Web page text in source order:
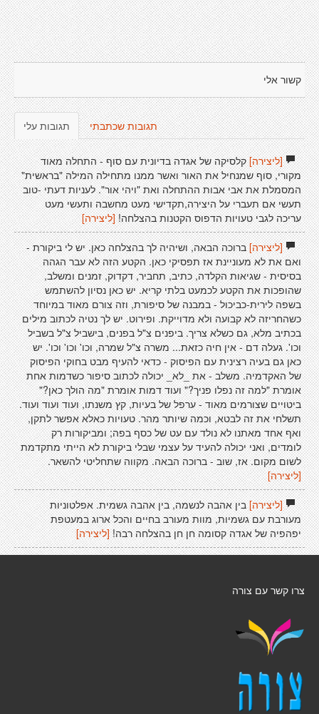
קשור אלי
תגובות עלי תגובות שכתבתי
[ליצירה]קלסיקה של אגדה בדיונית עם סוף - התחלה מאוד
מקורי, סוף שמנחיל את האור ואשר ממנו מתחילה המילה "בראשית"
המסמלת את אבי אבות ההתחלה ואת "ויהי אור". לעניות דעתי -טוב
תעשי אם תעברי על היצירה,תקדישי מעט מחשבה ותעשי מעט
עריכה לגבי טעויות הדפוס הקטנות בהצלחה! [ליצירה]
[ליצירה]ברוכה הבאה, ושיהיה לך בהצלחה כאן. יש לי ביקורת -
ואם את לא מעוניינת אז תפסיקי כאן. הקטע הזה לא עבר הגהה
בסיסית - שגיאות הקלדה, כתיב, תחביר, דקדוק, זמנים ומשלב,
שהופכות את הקטע לכמעט בלתי קריא. יש כאן נסיון להשתמש
בשפה לירית-כביכול - במבנה של סיפורת, וזה צורם מאוד במיוחד
כשהחריזה לא קבועה ולא מדוייקת. ופירוט. יש לך נטיה לכתוב מילים
בכתיב מלא, גם כשלא צריך. ביפנים צ"ל בפנים, בישביל צ"ל בשביל
וכו'. געלה דם - אין חיה כזאת... משרה צ"ל שמרה, וכו' וכו' וכו'. יש
כאן גם בעיה רצינית עם הפיסוק - כדאי להעיף מבט בחוקי הפיסוק
של האקדמיה. משלב - את _לא_ יכולה לכתוב סיפור כשדמות אחת
אומרת "למה זה נפלו פניך?" ועוד דמות אומרת "מה הולך כאן?"
ביטויים שצורמים מאוד - ערפל של בעיות, קץ משנתו, ועוד ועוד ועוד.
תשלחי את זה לבטא, וכמה שיותר מהר. טעויות כאלא אפשר לתקן,
ואף אחד מאתנו לא נולד עם עט של כסף בפה; ומביקורות רק
לומדים, ואני יכולה להעיד על עצמי שבלי ביקורת לא הייתי מתקדמת
לשום מקום. אז, שוב - ברוכה הבאה. מקווה שתחליטי להשאר.
[ליצירה]
[ליצירה]בין אהבה לנשמה, בין אהבה גשמית. אפלטוניות
מעורבת עם גשמיות, מוות מעורב בחיים והכל ארוג במעטפת
יפהפיה של אגדה קסומה חן חן בהצלחה רבה! [ליצירה]
צרו קשר עם צורה